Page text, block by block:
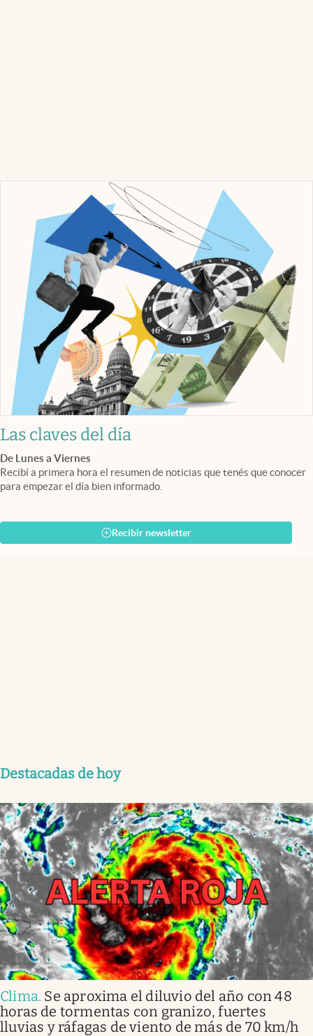
Las claves del día
De Lunes a Viernes
Recibí a primera hora el resumen de noticias que tenés que conocer
para empezar el día bien informado.
Recibir newsletter
Destacadas de hoy
Clima. Se aproxima el diluvio del año con 48
horas de tormentas con granizo, fuertes
lluvias y ráfagas de viento de más de 70 km/h